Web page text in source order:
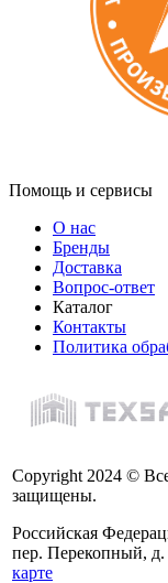
Помощь и сервисы
О нас
Бренды
Доставка
Вопрос-ответ
Каталог
Контакты
Политика
Copyright 2024 ©
защищены.
Российская
пер. Перекопный, д.
карте